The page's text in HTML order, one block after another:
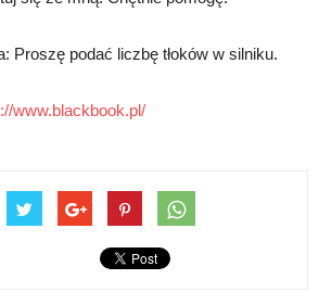
Proszę podać liczbę tłoków w silniku.
www.blackbook.pl/